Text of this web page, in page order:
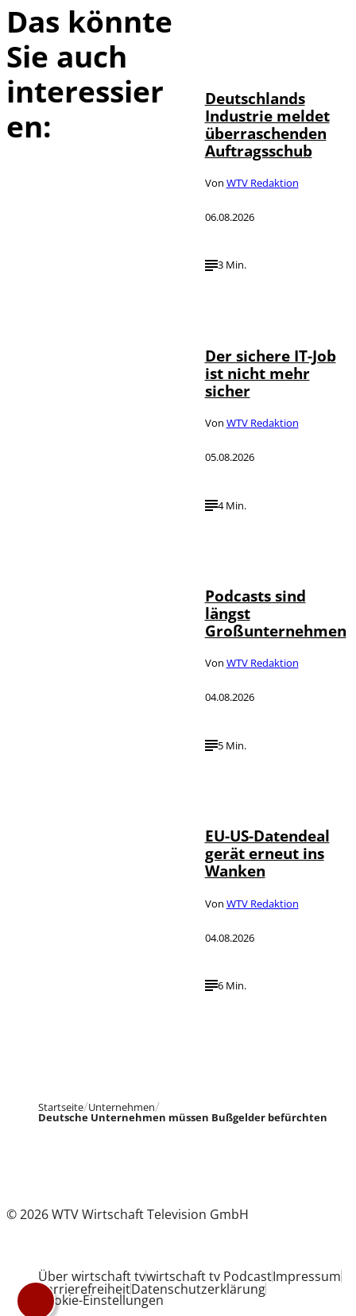
Das könnte
Sie auch
interessier
en:
Deutschlands
Industrie meldet
überraschenden
Auftragsschub
Von WTV Redaktion
06.08.2026
3 Min.
Der sichere IT-Job
ist nicht mehr
sicher
Von WTV Redaktion
05.08.2026
4 Min.
Podcasts sind
längst
Großunternehmen
Von WTV Redaktion
04.08.2026
5 Min.
EU-US-Datendeal
gerät erneut ins
Wanken
Von WTV Redaktion
04.08.2026
6 Min.
Startseite Unternehmen
Deutsche Unternehmen müssen Bußgelder befürchten
© 2026 WTV Wirtschaft Television GmbH
Über wirtschaft tvwirtschaft tv PodcastImpressum
BarrierefreiheitDatenschutzerklärung
Cookie-Einstellungen